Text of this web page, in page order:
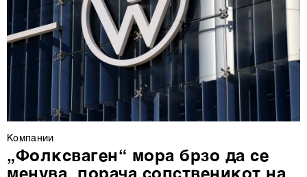
Компании
„Фолксваген“ мора брзо да се